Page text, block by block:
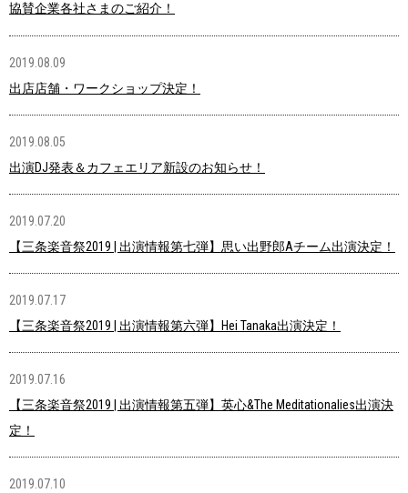
協賛企業各社さまのご紹介！
2019.08.09
出店店舗・ワークショップ決定！
2019.08.05
出演DJ発表＆カフェエリア新設のお知らせ！
2019.07.20
【三条楽音祭2019 | 出演情報第七弾】思い出野郎Aチーム出演決定！
2019.07.17
【三条楽音祭2019 | 出演情報第六弾】Hei Tanaka出演決定！
2019.07.16
【三条楽音祭2019 | 出演情報第五弾】英心&The Meditationalies出演決
定！
2019.07.10